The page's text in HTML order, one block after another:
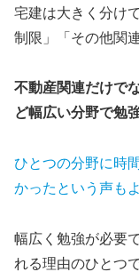
宅建は大きく分け
制限」「その他関
不動産関連だけで
ど幅広い分野で勉
ひとつの分野に時
かったという声も
幅広く勉強が必要
れる理由のひとつで